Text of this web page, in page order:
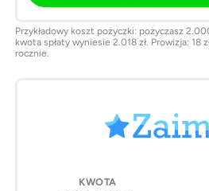
Przykładowy koszt pożyczki: pożyczasz
kwota spłaty wyniesie 2.018 zł. Prowizja: 18
rocznie.